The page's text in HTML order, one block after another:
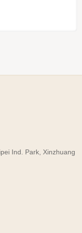
Ind. Park, Xinzhuang